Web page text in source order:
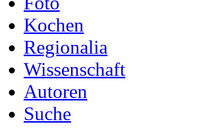
Kochen
Regionalia
Wissenschaft
Autoren
Suche